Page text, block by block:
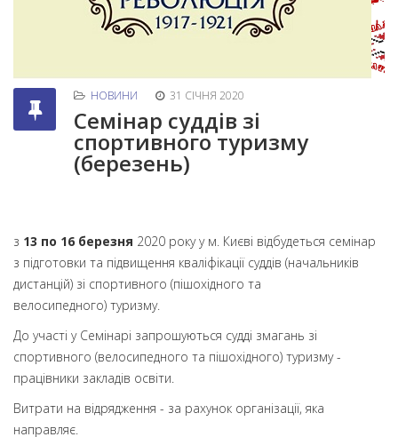
НОВИНИ 31 СІЧНЯ 2020
Семінар суддів зі
спортивного туризму
(березень)
з 13 по 16 березня 2020 року у м. Києві відбудеться семінар
з підготовки та підвищення кваліфікації суддів (начальників
дистанцій) зі спортивного (пішохідного та
велосипедного) туризму.
До участі у Семінарі запрошуються судді змагань зі
спортивного (велосипедного та пішохідного) туризму -
працівники закладів освіти.
Витрати на відрядження - за рахунок організації, яка
направляє.